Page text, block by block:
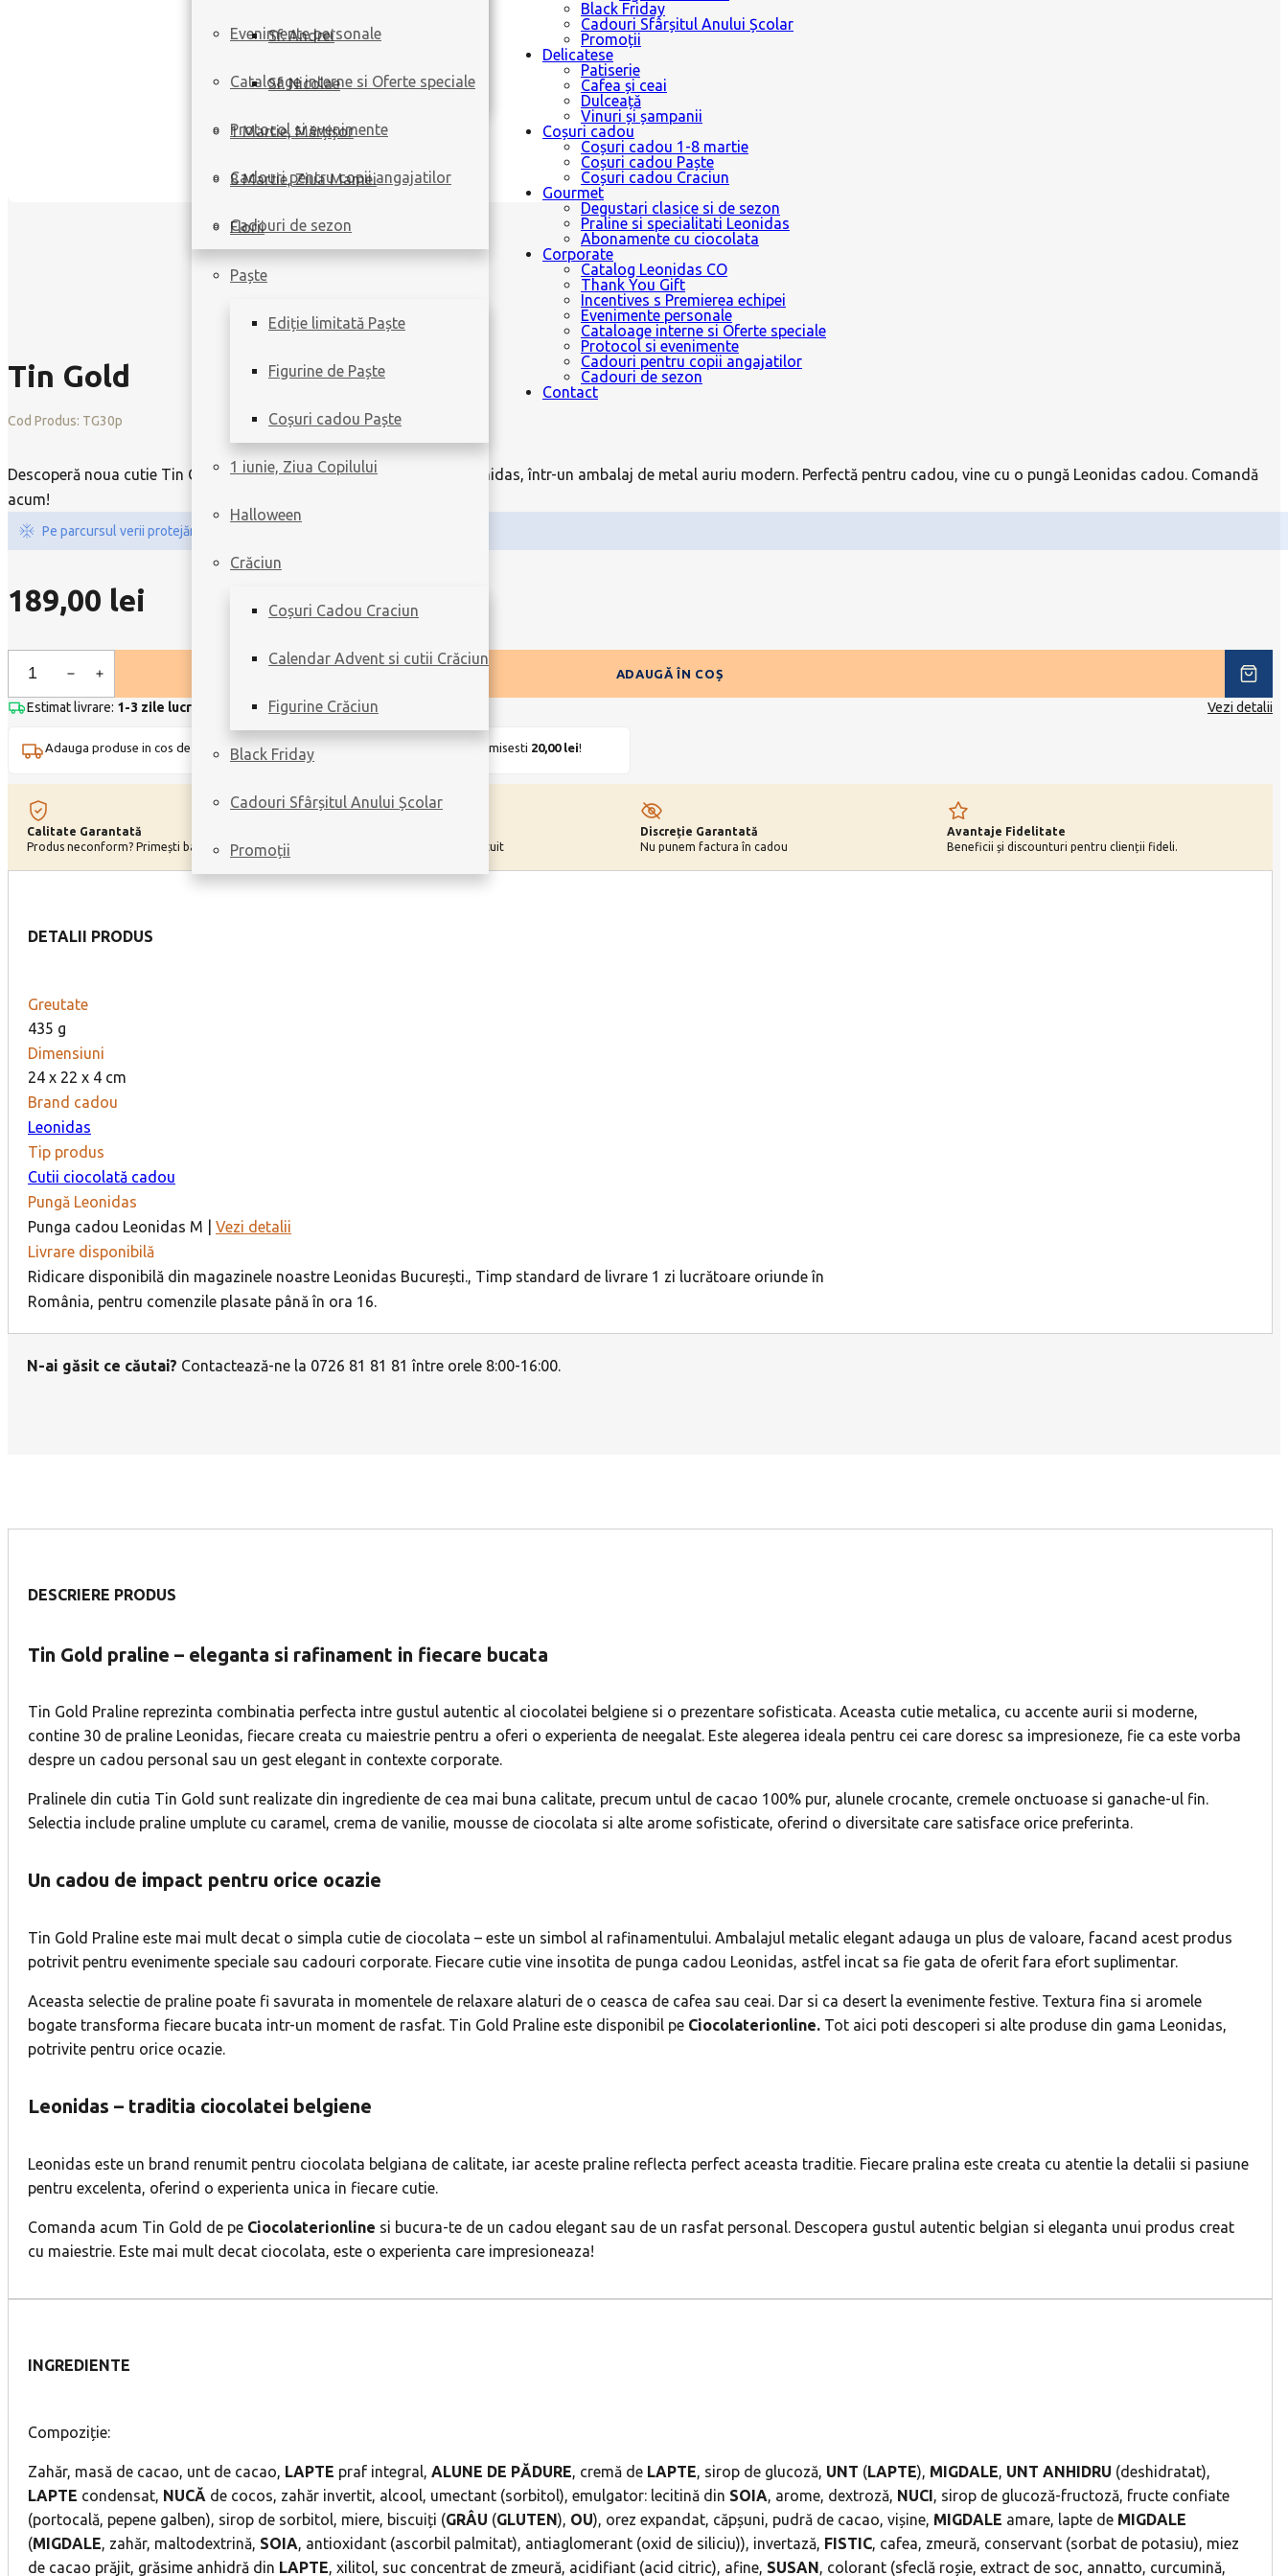
Sf. Andrei
Sf. Nicolae
1 Martie, Mărțișor
8 Martie, Ziua Mamei
Florii
Paște
Ediție limitată Paște
Figurine de Paște
Coșuri cadou Paște
1 iunie, Ziua Copilului
Halloween
Crăciun
Coșuri Cadou Craciun
Calendar Advent si cutii Crăciun
Figurine Crăciun
Black Friday
Cadouri Sfârșitul Anului Școlar
Promoții
Evenimente personale
Cataloage interne si Oferte speciale
Protocol si evenimente
Cadouri pentru copii angajatilor
Cadouri de sezon
Black Friday
Cadouri Sfârșitul Anului Școlar
Promoții
Delicatese
Patiserie
Cafea și ceai
Dulceață
Vinuri și șampanii
Coșuri cadou
Coșuri cadou 1-8 martie
Coșuri cadou Paște
Coșuri cadou Craciun
Gourmet
Degustari clasice si de sezon
Praline si specialitati Leonidas
Abonamente cu ciocolata
Corporate
Catalog Leonidas CO
Thank You Gift
Incentives s Premierea echipei
Evenimente personale
Cataloage interne si Oferte speciale
Protocol si evenimente
Cadouri pentru copii angajatilor
Cadouri de sezon
Contact
Tin Gold
Cod Produs: TG30p
Descoperă noua cutie Tin Gold, ce conține 30 de praline belgiene Leonidas, într-un ambalaj de metal auriu modern. Perfectă pentru cadou, vine cu o pungă Leonidas cadou. Comandă
acum!
Pe parcursul verii protejăm ciocolata cu ambalare specială.
189,00 lei
Tin
Gold
ADAUGĂ ÎN COȘ
Estimat livrare: 1-3 zile lucrătoare Livrare doar în București Vezi detalii
Adauga produse in cos de inca 200,00 leisi primesti transport . Economisesti 20,00 lei!
Calitate Garantată
Produs neconform? Primești banii înapoi.
Personalizează-ți cardul gratuit
Discreție Garantată
Nu punem factura în cadou
Avantaje Fidelitate
Beneficii și discounturi pentru clienții fideli.
DETALII PRODUS
Greutate
435 g
Dimensiuni
24 x 22 x 4 cm
Brand cadou
Leonidas
Tip produs
Cutii ciocolată cadou
Pungă Leonidas
Punga cadou Leonidas M | Vezi detalii
Livrare disponibilă
Ridicare disponibilă din magazinele noastre Leonidas București., Timp standard de livrare 1 zi lucrătoare oriunde în
România, pentru comenzile plasate până în ora 16.
N-ai găsit ce căutai? Contactează-ne la 0726 81 81 81 între orele 8:00-16:00.
DESCRIERE PRODUS
Tin Gold praline – eleganta si rafinament in fiecare bucata
Tin Gold Praline reprezinta combinatia perfecta intre gustul autentic al ciocolatei belgiene si o prezentare sofisticata. Aceasta cutie metalica, cu accente aurii si moderne,
contine 30 de praline Leonidas, fiecare creata cu maiestrie pentru a oferi o experienta de neegalat. Este alegerea ideala pentru cei care doresc sa impresioneze, fie ca este vorba
despre un cadou personal sau un gest elegant in contexte corporate.
Pralinele din cutia Tin Gold sunt realizate din ingrediente de cea mai buna calitate, precum untul de cacao 100% pur, alunele crocante, cremele onctuoase si ganache-ul fin.
Selectia include praline umplute cu caramel, crema de vanilie, mousse de ciocolata si alte arome sofisticate, oferind o diversitate care satisface orice preferinta.
Un cadou de impact pentru orice ocazie
Tin Gold Praline este mai mult decat o simpla cutie de ciocolata – este un simbol al rafinamentului. Ambalajul metalic elegant adauga un plus de valoare, facand acest produs
potrivit pentru evenimente speciale sau cadouri corporate. Fiecare cutie vine insotita de punga cadou Leonidas, astfel incat sa fie gata de oferit fara efort suplimentar.
Aceasta selectie de praline poate fi savurata in momentele de relaxare alaturi de o ceasca de cafea sau ceai. Dar si ca desert la evenimente festive. Textura fina si aromele
bogate transforma fiecare bucata intr-un moment de rasfat. Tin Gold Praline este disponibil pe Ciocolaterionline. Tot aici poti descoperi si alte produse din gama Leonidas,
potrivite pentru orice ocazie.
Leonidas – traditia ciocolatei belgiene
Leonidas este un brand renumit pentru ciocolata belgiana de calitate, iar aceste praline reflecta perfect aceasta traditie. Fiecare pralina este creata cu atentie la detalii si pasiune
pentru excelenta, oferind o experienta unica in fiecare cutie.
Comanda acum Tin Gold de pe Ciocolaterionline si bucura-te de un cadou elegant sau de un rasfat personal. Descopera gustul autentic belgian si eleganta unui produs creat
cu maiestrie. Este mai mult decat ciocolata, este o experienta care impresioneaza!
INGREDIENTE
Compoziție:
Zahăr, masă de cacao, unt de cacao, LAPTE praf integral, ALUNE DE PĂDURE, cremă de LAPTE, sirop de glucoză, UNT (LAPTE), MIGDALE, UNT ANHIDRU (deshidratat),
LAPTE condensat, NUCĂ de cocos, zahăr invertit, alcool, umectant (sorbitol), emulgator: lecitină din SOIA, arome, dextroză, NUCI, sirop de glucoză-fructoză, fructe confiate
(portocală, pepene galben), sirop de sorbitol, miere, biscuiți (GRÂU (GLUTEN), OU), orez expandat, căpșuni, pudră de cacao, vișine, MIGDALE amare, lapte de MIGDALE
(MIGDALE, zahăr, maltodextrină, SOIA, antioxidant (ascorbil palmitat), antiaglomerant (oxid de siliciu)), invertază, FISTIC, cafea, zmeură, conservant (sorbat de potasiu), miez
de cacao prăjit, grăsime anhidră din LAPTE, xilitol, suc concentrat de zmeură, acidifiant (acid citric), afine, SUSAN, colorant (sfeclă roșie, extract de soc, annatto, curcumină,